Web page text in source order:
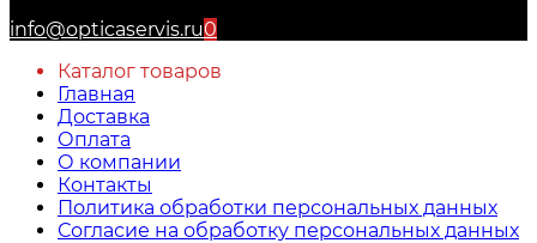
info@opticaservis.ru0
Каталог товаров
Главная
Доставка
Оплата
О компании
Контакты
Политика обработки персональных данных
Согласие на обработку персональных данных